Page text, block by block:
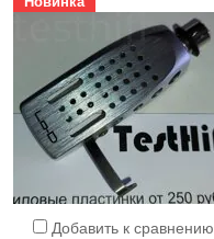
Добавить к сравнению